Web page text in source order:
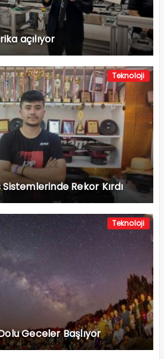
açılıyor
Teknoloji
Rekor Kırdı
Teknoloji
Geceler Başlıyor